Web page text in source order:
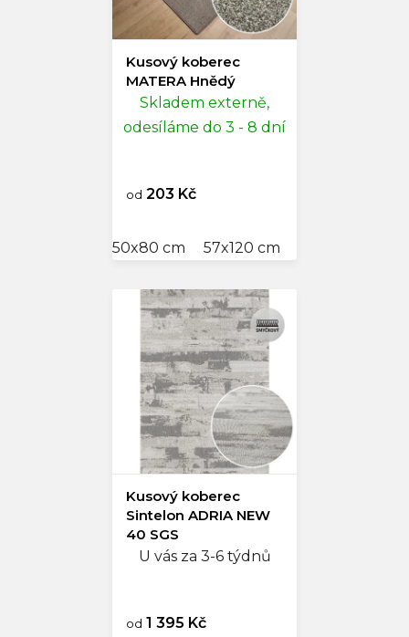
Kusový koberec
MATERA Hnědý
Skladem externě,
odesíláme do 3 - 8 dní
od 203 Kč
50x80 cm 57x120 cm
Kusový koberec
Sintelon ADRIA NEW
40 SGS
U vás za 3-6 týdnů
od 1 395 Kč